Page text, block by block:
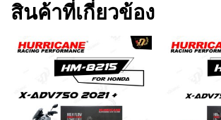
สินค้าที่เกี่ยวข้อง